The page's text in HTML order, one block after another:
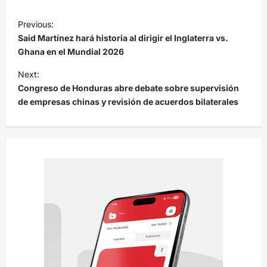
N
a
v
e
g
a
c
Previous:
Said Martínez hará historia al dirigir el Inglaterra vs.
Ghana en el Mundial 2026
Next:
Congreso de Honduras abre debate sobre supervisión
de empresas chinas y revisión de acuerdos bilaterales